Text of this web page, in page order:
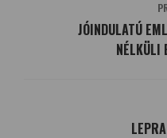
JÓINDULATÚ
NÉLKÜLI